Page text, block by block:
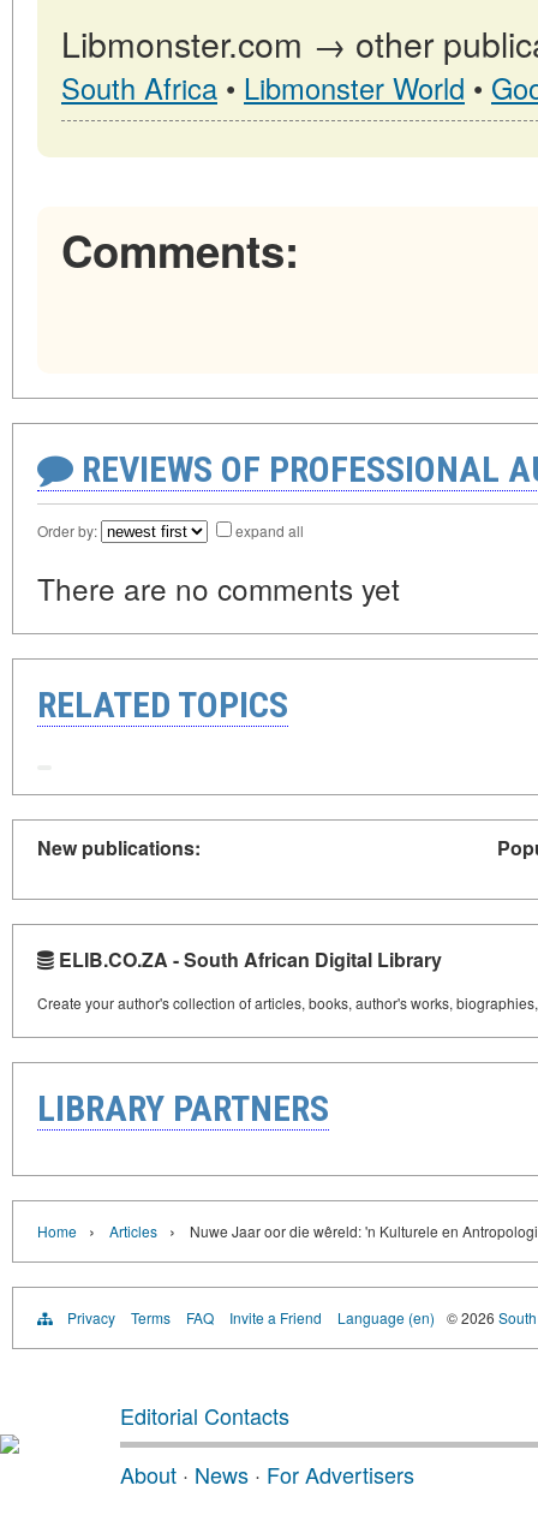
Libmonster.com → other
South Africa • Libmonster World •
Comments:
REVIEWS OF PROFESSIONAL
Order by: expand all
There are no comments yet
RELATED TOPICS
New publications:
ELIB.CO.ZA - South African Digital Library
Create your author's collection of articles, books, author's works,
LIBRARY PARTNERS
Home › Articles › Nuwe Jaar oor die wêreld: 'n Kulturele en
Privacy Terms FAQ Invite a Friend Language (en) © 2026
Editorial Contacts
About · News · For Advertisers